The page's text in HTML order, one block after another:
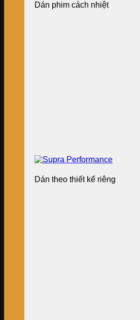
Dán phim cách nhiệt
Dán theo thiết kế riêng